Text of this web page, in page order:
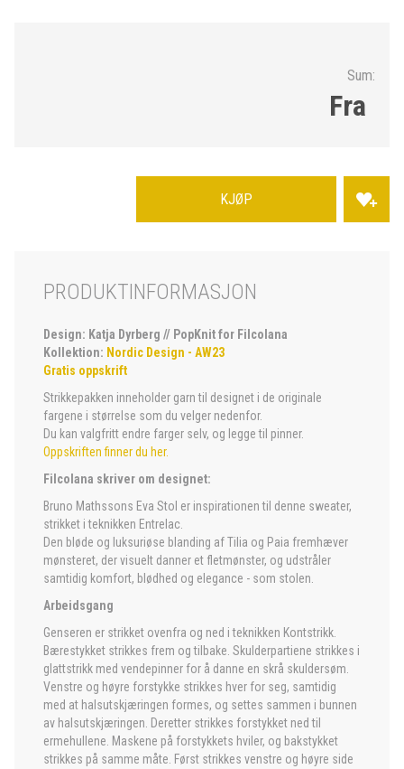
Sum:
Fra
KJØP
PRODUKTINFORMASJON
Design: Katja Dyrberg // PopKnit for Filcolana
Kollektion: Nordic Design - AW23
Gratis oppskrift
Strikkepakken inneholder garn til designet i de originale
fargene i størrelse som du velger nedenfor.
Du kan valgfritt endre farger selv, og legge til pinner.
Oppskriften finner du her.
Filcolana skriver om designet:
Bruno Mathssons Eva Stol er inspirationen til denne sweater,
strikket i teknikken Entrelac.
Den bløde og luksuriøse blanding af Tilia og Paia fremhæver
mønsteret, der visuelt danner et fletmønster, og udstråler
samtidig komfort, blødhed og elegance - som stolen.
Arbeidsgang
Genseren er strikket ovenfra og ned i teknikken Kontstrikk.
Bærestykket strikkes frem og tilbake. Skulderpartiene strikkes i
glattstrikk med vendepinner for å danne en skrå skuldersøm.
Venstre og høyre forstykke strikkes hver for seg, samtidig
med at halsutskjæringen formes, og settes sammen i bunnen
av halsutskjæringen. Deretter strikkes forstykket ned til
ermehullene. Maskene på forstykkets hviler, og bakstykket
strikkes på samme måte. Først strikkes venstre og høyre side